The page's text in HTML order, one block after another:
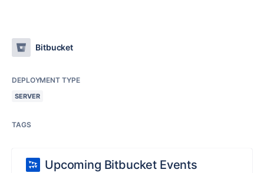
Bitbucket
DEPLOYMENT TYPE
SERVER
TAGS
Upcoming Bitbucket Events